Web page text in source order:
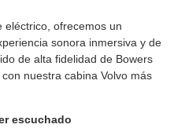
eléctrico, ofrecemos un
sonora inmersiva y de
de alta fidelidad de Bowers
nuestra cabina Volvo más
escuchado